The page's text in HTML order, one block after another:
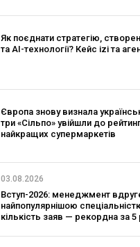
Як поєднати стратегію,
та AI-технології? Кейс izi та
Європа знову визнала
три «Сільпо» увійшли до
найкращих супермаркетів
03.08.2026
Вступ-2026: менеджмент
найпопулярнішою
кількість заяв — рекордна за 5